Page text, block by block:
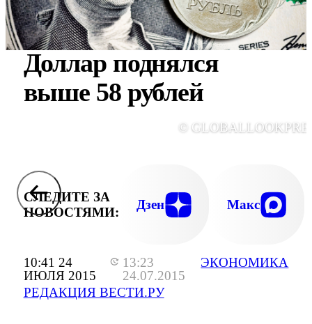
10:41 24
ИЮЛЯ 2015
13:23
24.07.2015
РЕДАКЦИЯ ВЕСТИ.РУ
ЭКОНОМИКА
Доллар поднялся
выше 58 рублей
©
СЛЕДИТЕ ЗА
НОВОСТЯМИ:
Дзен Макс